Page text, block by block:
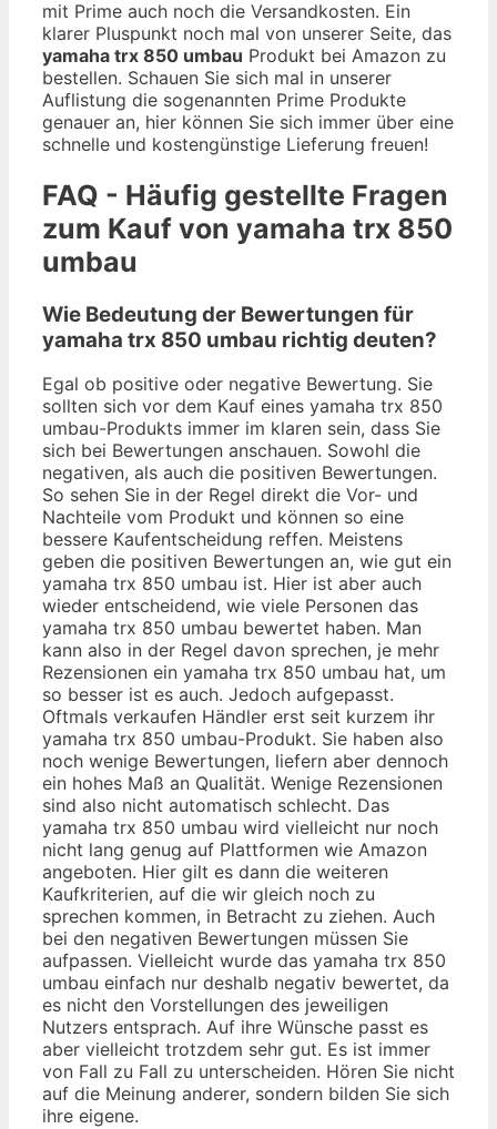
mit Prime auch noch die Versandkosten. Ein
klarer Pluspunkt noch mal von unserer Seite, das
yamaha trx 850 umbau Produkt bei Amazon zu
bestellen. Schauen Sie sich mal in unserer
Auflistung die sogenannten Prime Produkte
genauer an, hier können Sie sich immer über eine
schnelle und kostengünstige Lieferung freuen!
FAQ - Häufig gestellte Fragen
zum Kauf von yamaha trx 850
umbau
Wie Bedeutung der Bewertungen für
yamaha trx 850 umbau richtig deuten?
Egal ob positive oder negative Bewertung. Sie
sollten sich vor dem Kauf eines yamaha trx 850
umbau-Produkts immer im klaren sein, dass Sie
sich bei Bewertungen anschauen. Sowohl die
negativen, als auch die positiven Bewertungen.
So sehen Sie in der Regel direkt die Vor- und
Nachteile vom Produkt und können so eine
bessere Kaufentscheidung reffen. Meistens
geben die positiven Bewertungen an, wie gut ein
yamaha trx 850 umbau ist. Hier ist aber auch
wieder entscheidend, wie viele Personen das
yamaha trx 850 umbau bewertet haben. Man
kann also in der Regel davon sprechen, je mehr
Rezensionen ein yamaha trx 850 umbau hat, um
so besser ist es auch. Jedoch aufgepasst.
Oftmals verkaufen Händler erst seit kurzem ihr
yamaha trx 850 umbau-Produkt. Sie haben also
noch wenige Bewertungen, liefern aber dennoch
ein hohes Maß an Qualität. Wenige Rezensionen
sind also nicht automatisch schlecht. Das
yamaha trx 850 umbau wird vielleicht nur noch
nicht lang genug auf Plattformen wie Amazon
angeboten. Hier gilt es dann die weiteren
Kaufkriterien, auf die wir gleich noch zu
sprechen kommen, in Betracht zu ziehen. Auch
bei den negativen Bewertungen müssen Sie
aufpassen. Vielleicht wurde das yamaha trx 850
umbau einfach nur deshalb negativ bewertet, da
es nicht den Vorstellungen des jeweiligen
Nutzers entsprach. Auf ihre Wünsche passt es
aber vielleicht trotzdem sehr gut. Es ist immer
von Fall zu Fall zu unterscheiden. Hören Sie nicht
auf die Meinung anderer, sondern bilden Sie sich
ihre eigene.